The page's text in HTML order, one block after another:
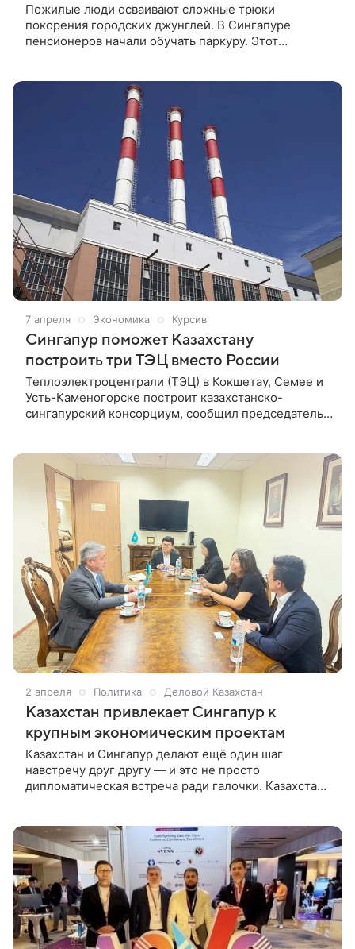
Пожилые люди осваивают сложные трюки
покорения городских джунглей. В Сингапуре
пенсионеров начали обучать паркуру. Этот
координацию, сообщает портал South China
7 апреля Экономика Курсив
Сингапур поможет Казахстану
построить три ТЭЦ вместо России
Теплоэлектроцентрали (ТЭЦ) в Кокшетау, Семее и
Усть-Каменогорске построит казахстанско-
сингапурский консорциум, сообщил председатель
планировалось строить с Россией.
2 апреля Политика Деловой Казахстан
Казахстан привлекает Сингапур к
крупным экономическим проектам
Казахстан и Сингапур делают ещё один шаг
навстречу друг другу — и это не просто
дипломатическая встреча ради галочки. Казахстан
двусторонние отношения, выходя за рамки
формальных дипломатических встреч. В центре
внимания — конкретные проекты, инвестиции,
технологии и борьба за место в новой глобальной
экономике.